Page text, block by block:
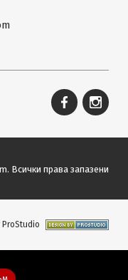
Всички права запазени
ProStudio